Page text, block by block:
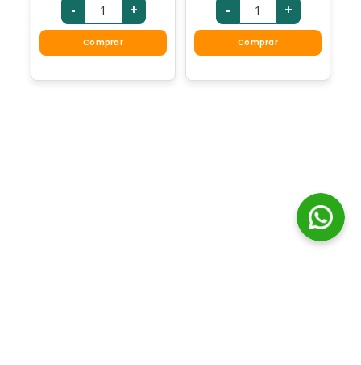
- +
Comprar
- +
Comprar